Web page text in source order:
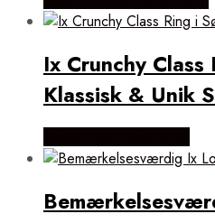
Ix Crunchy
Klassisk & Unik